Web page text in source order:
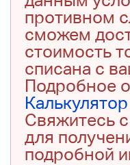
противном
сможем
стоимость
списана с
Подробное
Калькулятор
Свяжитесь
для
подробной